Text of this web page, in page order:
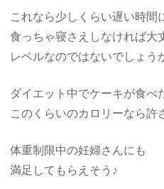
これなら少しくらい遅い時間
食っちゃ寝さえしなければ大
レベルなのではないでしょう
ダイエット中でケーキが食べ
このくらいのカロリーなら許
体重制限中の妊婦さんにも
満足してもらえそう♪